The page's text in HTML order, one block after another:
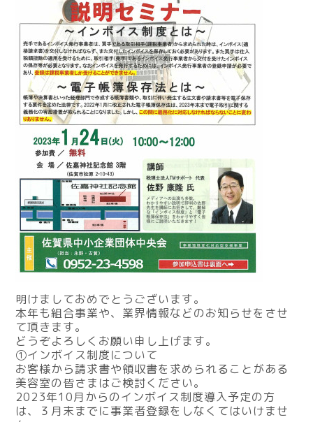
明けましておめでとうございます。
本年も組合事業や、業界情報などのお知らせをさせ
て頂きます。
どうぞよろしくお願い申し上げます。
①インボイス制度について
お客様から請求書や領収書を求められることがある
美容室の皆さまはご検討ください。
2023年10月からのインボイス制度導入予定の方
は、３月末までに事業者登録をしなくてはいけませ